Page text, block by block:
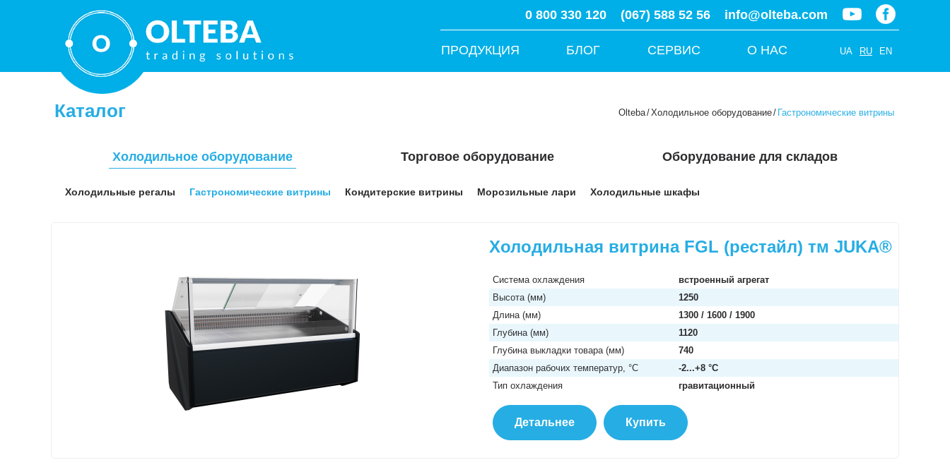
0 800 330 120 (067) 588 52 56 info@olteba.com
ПРОДУКЦИЯ БЛОГ СЕРВИС О НАС UA RU EN
Каталог Olteba/Холодильное оборудование/ Гастрономические витрины
Холодильное оборудование Торговое оборудование Оборудование для складов
Холодильные регалы Гастрономические витрины Кондитерские витрины Морозильные лари Холодильные шкафы
Холодильная витрина FGL (рестайл) тм JUKA®
Система охлаждения
встроенный агрегат
Высота (мм)
1250
Длина (мм)
1300 / 1600 / 1900
Глубина (мм)
1120
Глубина выкладки товара (мм)
740
Диапазон рабочих температур, °C
-2...+8 °C
Тип охлаждения
гравитационный
Детальнее Купить